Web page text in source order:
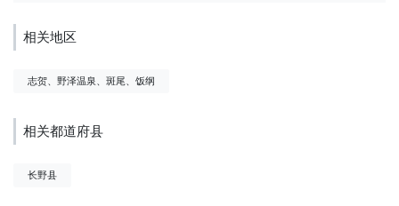
相关地区
志贺、野泽温泉、斑尾、饭纲
相关都道府县
长野县